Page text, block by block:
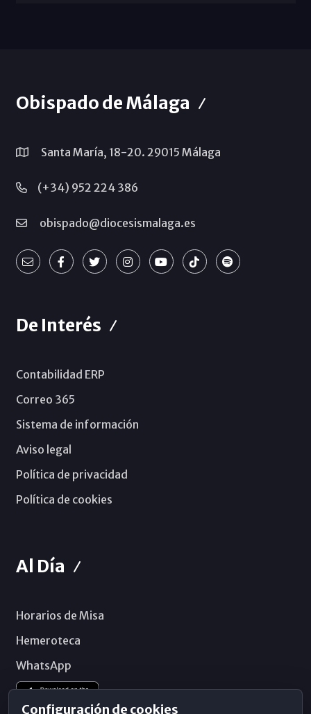
Obispado de Málaga
Santa María, 18-20. 29015 Málaga
(+34) 952 224 386
obispado@diocesismalaga.es
De Interés
Contabilidad ERP
Correo 365
Sistema de información
Aviso legal
Política de privacidad
Política de cookies
Al Día
Horarios de Misa
Hemeroteca
WhatsApp
Configuración de cookies